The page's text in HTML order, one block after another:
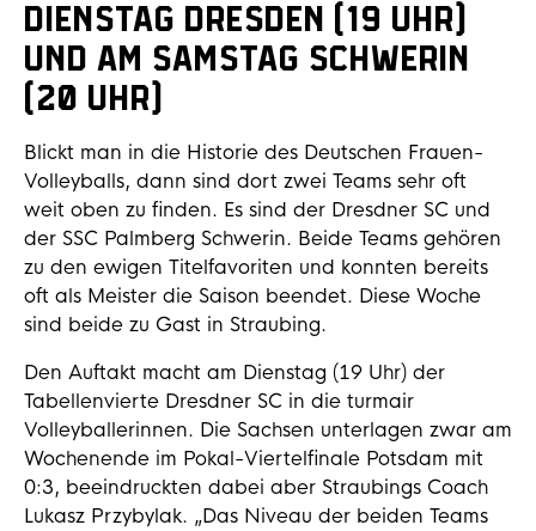
Dienstag Dresden (19 Uhr)
und am Samstag Schwerin
(20 Uhr)
Blickt man in die Historie des Deutschen Frauen-
Volleyballs, dann sind dort zwei Teams sehr oft
weit oben zu finden. Es sind der Dresdner SC und
der SSC Palmberg Schwerin. Beide Teams gehören
zu den ewigen Titelfavoriten und konnten bereits
oft als Meister die Saison beendet. Diese Woche
sind beide zu Gast in Straubing.
Den Auftakt macht am Dienstag (19 Uhr) der
Tabellenvierte Dresdner SC in die turmair
Volleyballerinnen. Die Sachsen unterlagen zwar am
Wochenende im Pokal-Viertelfinale Potsdam mit
0:3, beeindruckten dabei aber Straubings Coach
Lukasz Przybylak. „Das Niveau der beiden Teams